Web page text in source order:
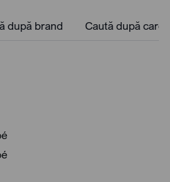
după brand Caută după